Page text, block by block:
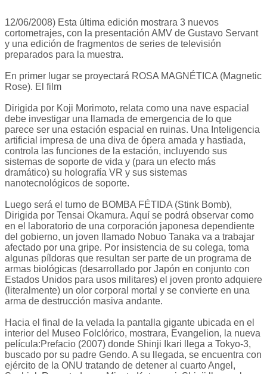
12/06/2008) Esta última edición mostrara 3 nuevos
cortometrajes, con la presentación AMV de Gustavo Servant
y una edición de fragmentos de series de televisión
preparados para la muestra.
En primer lugar se proyectará ROSA MAGNÉTICA (Magnetic
Rose). El film
Dirigida por Koji Morimoto, relata como una nave espacial
debe investigar una llamada de emergencia de lo que
parece ser una estación espacial en ruinas. Una Inteligencia
artificial impresa de una diva de ópera amada y hastiada,
controla las funciones de la estación, incluyendo sus
sistemas de soporte de vida y (para un efecto más
dramático) su holografía VR y sus sistemas
nanotecnológicos de soporte.
Luego será el turno de BOMBA FÉTIDA (Stink Bomb),
Dirigida por Tensai Okamura. Aquí se podrá observar como
en el laboratorio de una corporación japonesa dependiente
del gobierno, un joven llamado Nobuo Tanaka va a trabajar
afectado por una gripe. Por insistencia de su colega, toma
algunas píldoras que resultan ser parte de un programa de
armas biológicas (desarrollado por Japón en conjunto con
Estados Unidos para usos militares) el joven pronto adquiere
(literalmente) un olor corporal mortal y se convierte en una
arma de destrucción masiva andante.
Hacia el final de la velada la pantalla gigante ubicada en el
interior del Museo Folclórico, mostrara, Evangelion, la nueva
película:Prefacio (2007) donde Shinji Ikari llega a Tokyo-3,
buscado por su padre Gendo. A su llegada, se encuentra con
ejército de la ONU tratando de detener al cuarto Angel,